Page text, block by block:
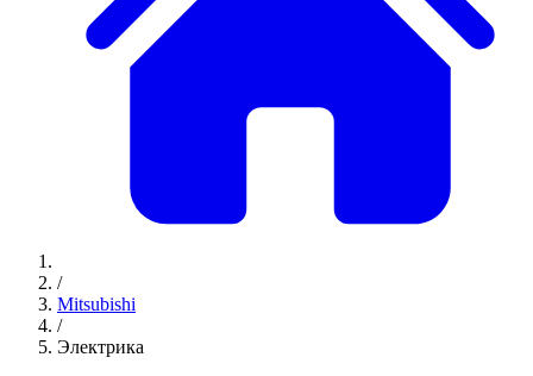
/
Mitsubishi
/
Электрика